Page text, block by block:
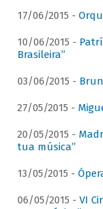
17/06/2015 -
10/06/2015 -
Brasileira”
03/06/2015 -
27/05/2015 -
20/05/2015 -
tua música”
13/05/2015 -
06/05/2015 - VI